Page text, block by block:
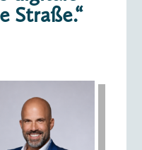
Straße.“